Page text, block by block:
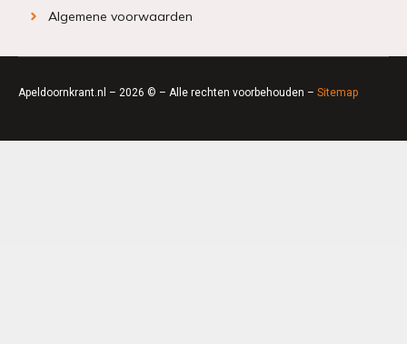
Algemene voorwaarden
Apeldoornkrant.nl – 2026 © – Alle rechten voorbehouden – Sitemap